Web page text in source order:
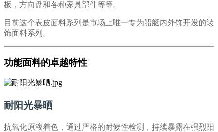
板，方向盘和各种家具部件等等。
目前这个表皮面料系列是市场上唯一专为船艇内外饰开发的装
饰面料系列。
功能面料的卓越特性
耐阳光暴晒
抗氧化原液着色，通过严格的耐候性检测，持续暴露在强烈阳